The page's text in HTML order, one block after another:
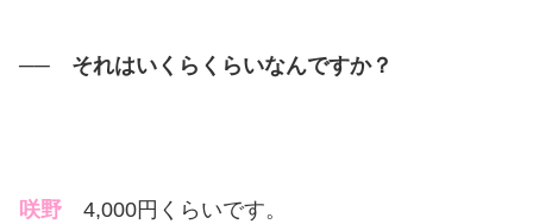
── それはいくらくらいなんですか？
咲野 4,000円くらいです。